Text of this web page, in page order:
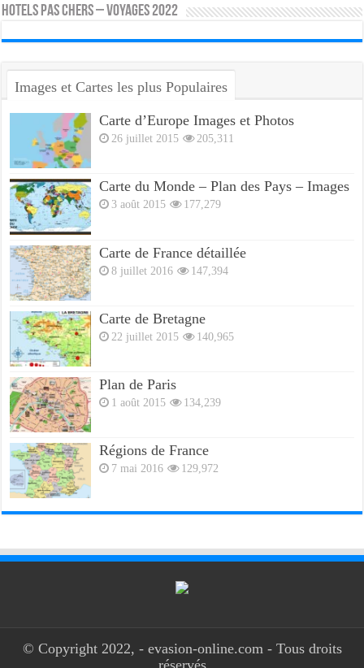
HOTELS PAS CHERS – VOYAGES 2022
Images et Cartes les plus Populaires
Carte d’Europe Images et Photos
26 juillet 2015 205,311
Carte du Monde – Plan des Pays – Images
3 août 2015 177,279
Carte de France détaillée
8 juillet 2016 147,394
Carte de Bretagne
22 juillet 2015 140,965
Plan de Paris
1 août 2015 134,239
Régions de France
7 mai 2016 129,972
© Copyright 2022, - evasion-online.com - Tous droits